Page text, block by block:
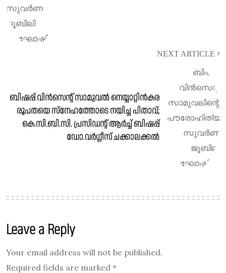
NEXT ARTICLE
ബിഷപ്പ് വിന്‍സെന്റ് സാമുവല്‍ നെയ്യാറ്റിന്‍കര
രൂപതയെ സ്നേഹത്തോടെ നയിച്ച പിതാവ്;
കെ.സി.ബി.സി. പ്രസിഡന്റ് ആർച്ച് ബിഷപ്പ്
ഡോ.വര്‍ഗ്ഗീസ് ചക്കാലക്കല്‍
Leave a Reply
Your email address will not be published.
Required fields are marked *